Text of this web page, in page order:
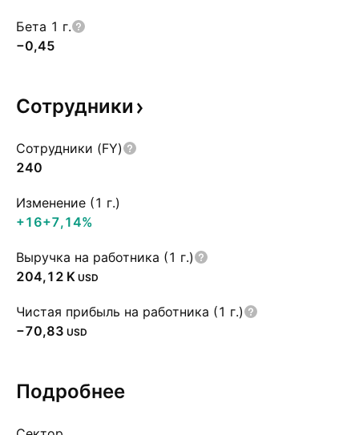
Бета 1 г.
−0,45
Сотрудники
Сотрудники (FY)
240
Изменение (1 г.)
+16+7,14%
Выручка на работника (1 г.)
‪204,12 K‬ USD
Чистая прибыль на работника (1 г.)
−70,83 USD
Подробнее